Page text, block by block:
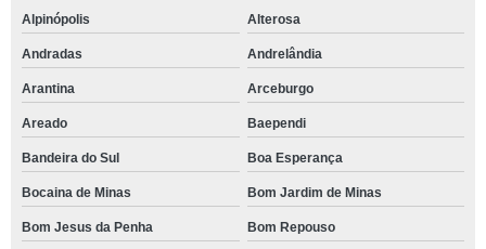
Alpinópolis Alterosa
Andradas Andrelândia
Arantina Arceburgo
Areado Baependi
Bandeira do Sul Boa Esperança
Bocaina de Minas Bom Jardim de Minas
Bom Jesus da Penha Bom Repouso